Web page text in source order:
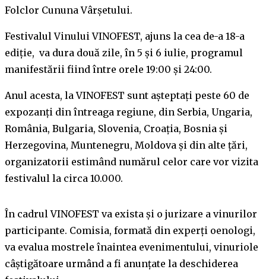
Folclor Cununa Vârșetului.
Festivalul Vinului VINOFEST, ajuns la cea de-a 18-a
ediție, va dura două zile, în 5 și 6 iulie, programul
manifestării fiind între orele 19:00 și 24:00.
Anul acesta, la VINOFEST sunt așteptați peste 60 de
expozanți din întreaga regiune, din Serbia, Ungaria,
România, Bulgaria, Slovenia, Croația, Bosnia și
Herzegovina, Muntenegru, Moldova și din alte țări,
organizatorii estimând numărul celor care vor vizita
festivalul la circa 10.000.
În cadrul VINOFEST va exista și o jurizare a vinurilor
participante. Comisia, formată din experți oenologi,
va evalua mostrele înaintea evenimentului, vinuriole
câștigătoare urmând a fi anunțate la deschiderea